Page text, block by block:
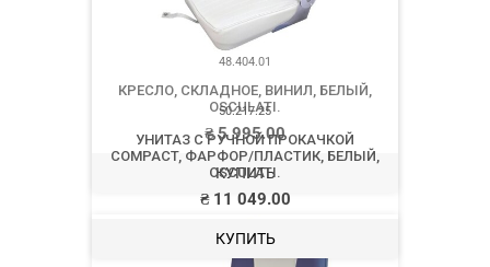
48.404.01
КРЕСЛО, СКЛАДНОЕ, ВИНИЛ, БЕЛЫЙ,
OSCULATI.
₴5 995.00
КУПИТЬ